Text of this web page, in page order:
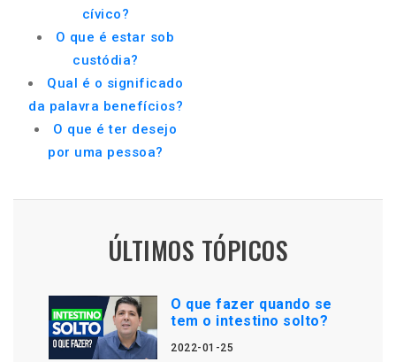
cívico?
O que é estar sob
custódia?
Qual é o significado
da palavra benefícios?
O que é ter desejo
por uma pessoa?
ÚLTIMOS TÓPICOS
O que fazer quando se
tem o intestino solto?
2022-01-25